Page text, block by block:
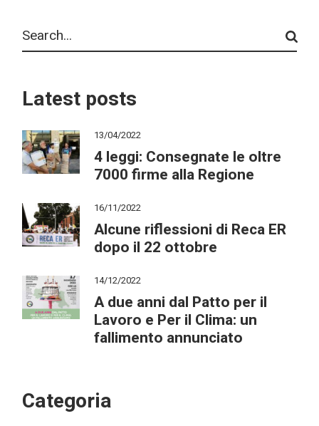
Latest posts
13/04/2022
4 leggi: Consegnate le oltre
7000 firme alla Regione
16/11/2022
Alcune riflessioni di Reca ER
dopo il 22 ottobre
14/12/2022
A due anni dal Patto per il
Lavoro e Per il Clima: un
fallimento annunciato
Categoria